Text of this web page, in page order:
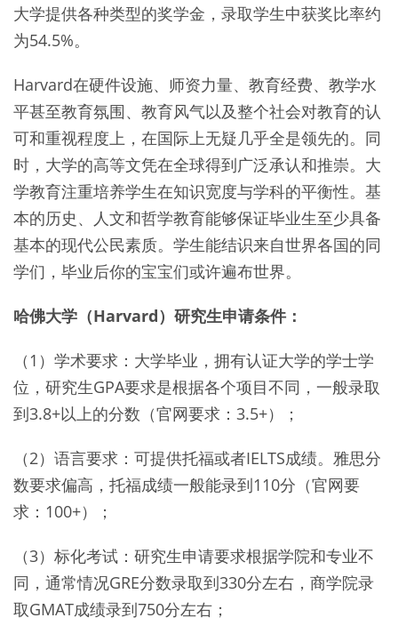
大学提供各种类型的奖学金，录取学生中获奖比率约
为54.5%。
Harvard在硬件设施、师资力量、教育经费、教学水
平甚至教育氛围、教育风气以及整个社会对教育的认
可和重视程度上，在国际上无疑几乎全是领先的。同
时，大学的高等文凭在全球得到广泛承认和推崇。大
学教育注重培养学生在知识宽度与学科的平衡性。基
本的历史、人文和哲学教育能够保证毕业生至少具备
基本的现代公民素质。学生能结识来自世界各国的同
学们，毕业后你的宝宝们或许遍布世界。
哈佛大学（Harvard）研究生申请条件：
（1）学术要求：大学毕业，拥有认证大学的学士学
位，研究生GPA要求是根据各个项目不同，一般录取
到3.8+以上的分数（官网要求：3.5+）；
（2）语言要求：可提供托福或者IELTS成绩。雅思分
数要求偏高，托福成绩一般能录到110分（官网要
求：100+）；
（3）标化考试：研究生申请要求根据学院和专业不
同，通常情况GRE分数录取到330分左右，商学院录
取GMAT成绩录到750分左右；